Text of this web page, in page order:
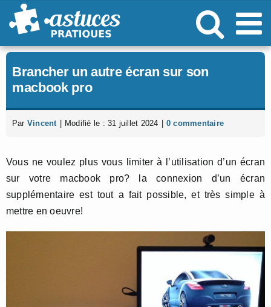
Passer
au
Brancher un autre écran sur son
macbook pro
Par Vincent Modifié le : 31 juillet 2024 0 commentaire
Vous ne voulez plus vous limiter à l’utilisation d’un écran
sur votre macbook pro? la connexion d’un écran
supplémentaire est tout a fait possible, et très simple à
mettre en oeuvre!